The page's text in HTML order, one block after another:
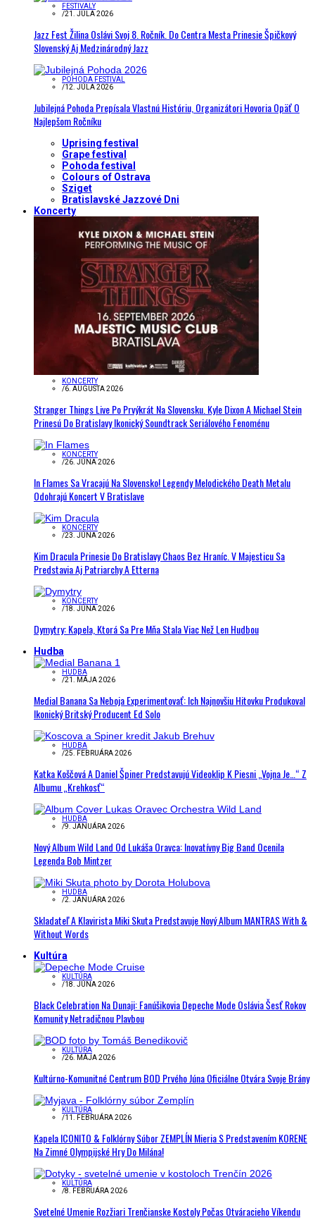
FESTIVALY
/21. JÚLA 2026
Jazz Fest Žilina Oslávi Svoj 8. Ročník. Do Centra Mesta Prinesie Špičkový
Slovenský Aj Medzinárodný Jazz
POHODA FESTIVAL
/12. JÚLA 2026
Jubilejná Pohoda Prepísala Vlastnú Históriu, Organizátori Hovoria Opäť O
Najlepšom Ročníku
Uprising festival
Grape festival
Pohoda festival
Colours of Ostrava
Sziget
Bratislavské Jazzové Dni
Koncerty
KONCERTY
/6. AUGUSTA 2026
Stranger Things Live Po Prvýkrát Na Slovensku. Kyle Dixon A Michael Stein
Prinesú Do Bratislavy Ikonický Soundtrack Seriálového Fenoménu
KONCERTY
/26. JÚNA 2026
In Flames Sa Vracajú Na Slovensko! Legendy Melodického Death Metalu
Odohrajú Koncert V Bratislave
KONCERTY
/23. JÚNA 2026
Kim Dracula Prinesie Do Bratislavy Chaos Bez Hraníc. V Majesticu Sa
Predstavia Aj Patriarchy A Etterna
KONCERTY
/18. JÚNA 2026
Dymytry: Kapela, Ktorá Sa Pre Mňa Stala Viac Než Len Hudbou
Hudba
HUDBA
/21. MÁJA 2026
Medial Banana Sa Neboja Experimentovať: Ich Najnovšiu Hitovku Produkoval
Ikonický Britský Producent Ed Solo
HUDBA
/25. FEBRUÁRA 2026
Katka Koščová A Daniel Špiner Predstavujú Videoklip K Piesni „Vojna Je…“ Z
Albumu „Krehkosť“
HUDBA
/9. JANUÁRA 2026
Nový Album Wild Land Od Lukáša Oravca: Inovatívny Big Band Ocenila
Legenda Bob Mintzer
HUDBA
/2. JANUÁRA 2026
Skladateľ A Klavirista Miki Skuta Predstavuje Nový Album MANTRAS With &
Without Words
Kultúra
KULTÚRA
/18. JÚNA 2026
Black Celebration Na Dunaji: Fanúšikovia Depeche Mode Oslávia Šesť Rokov
Komunity Netradičnou Plavbou
KULTÚRA
/26. MÁJA 2026
Kultúrno-Komunitné Centrum BOD Prvého Júna Oficiálne Otvára Svoje Brány
KULTÚRA
/11. FEBRUÁRA 2026
Kapela ICONITO & Folklórny Súbor ZEMPLÍN Mieria S Predstavením KORENE
Na Zimné Olympijské Hry Do Milána!
KULTÚRA
/8. FEBRUÁRA 2026
Svetelné Umenie Rozžiari Trenčianske Kostoly Počas Otváracieho Víkendu